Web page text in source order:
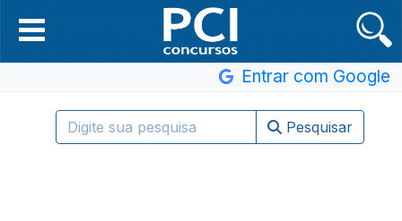
Entrar com Google
Pesquisar